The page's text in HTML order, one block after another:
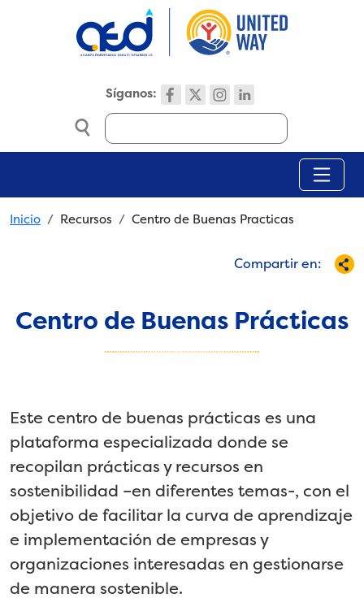
Síganos:
Search
Breadcrumb
Inicio Recursos Centro de Buenas Practicas
Compartir en:
Centro de Buenas Prácticas
Este centro de buenas prácticas es una
plataforma especializada donde se
recopilan prácticas y recursos en
sostenibilidad –en diferentes temas-, con el
objetivo de facilitar la curva de aprendizaje
e implementación de empresas y
organizaciones interesadas en gestionarse
de manera sostenible.